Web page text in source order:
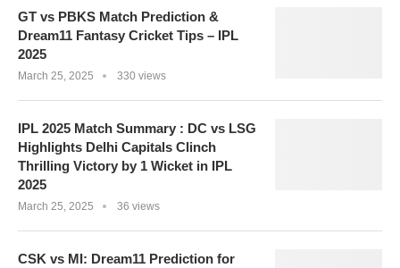
GT vs PBKS Match Prediction &
Dream11 Fantasy Cricket Tips – IPL
2025
March 25, 2025 330 views
IPL 2025 Match Summary : DC vs LSG
Highlights Delhi Capitals Clinch
Thrilling Victory by 1 Wicket in IPL
2025
March 25, 2025 36 views
CSK vs MI: Dream11 Prediction for